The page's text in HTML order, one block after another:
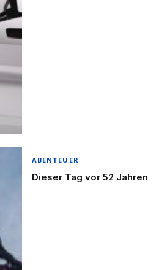
ABENTEUER
Dieser Tag vor 52 Jahren